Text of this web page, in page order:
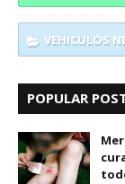
VEHICULOS
POPULAR